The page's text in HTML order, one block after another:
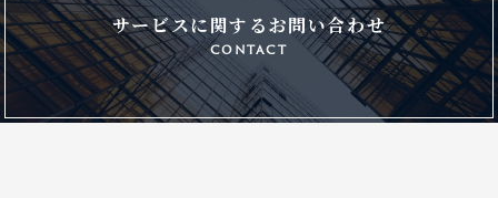
サービスに関するお問い合わせ
contact